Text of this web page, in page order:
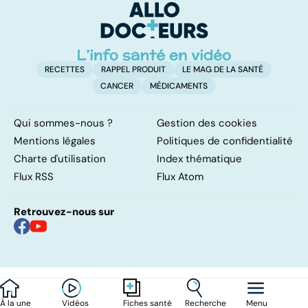
À la une Vidéos Fiches santé Recherche Menu
RECETTES RAPPEL PRODUIT
LE MAG DE LA SANTÉ
CANCER
MÉDICAMENTS
Qui sommes-nous ?
Gestion des cookies
Mentions légales
Politiques de confidentialité
Charte d'utilisation
Index thématique
Flux RSS
Flux Atom
Retrouvez-nous sur